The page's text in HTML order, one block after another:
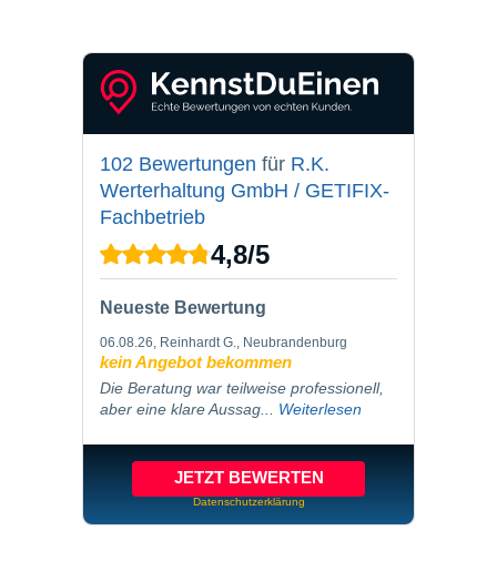
102 Bewertungen für R.K.
Werterhaltung GmbH / GETIFIX-
Fachbetrieb
4,8/5
Neueste Bewertung
06.08.26, Reinhardt G., Neubrandenburg
kein Angebot bekommen
Die Beratung war teilweise professionell,
aber eine klare Aussag... Weiterlesen
JETZT BEWERTEN
Datenschutzerklärung